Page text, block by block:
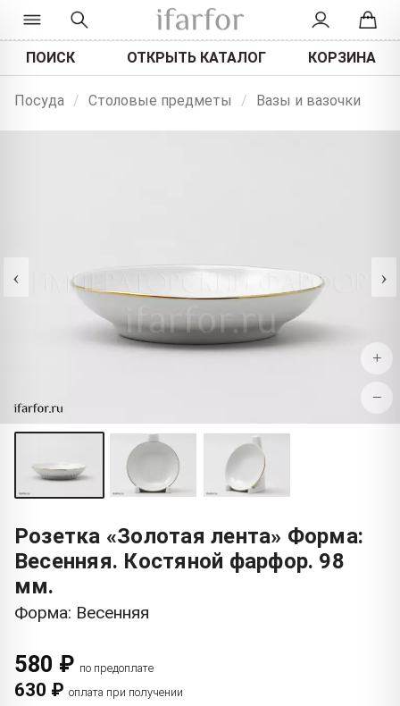
ПОИСК ОТКРЫТЬ КАТАЛОГ КОРЗИНА
Посуда / Столовые предметы / Вазы и вазочки
‹ ›
+
−
Розетка «Золотая лента» Форма:
Весенняя. Костяной фарфор. 98
мм.
Форма: Весенняя
580 ₽ по предоплате
630 ₽ оплата при получении